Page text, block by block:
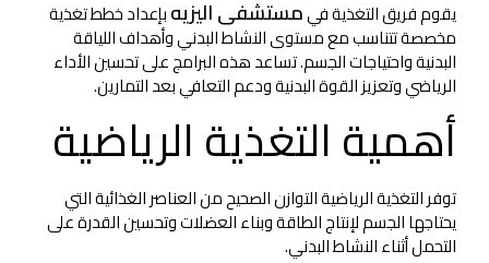
يقوم فريق التغذية فيمستشفى اليزيهبإعداد خطط تغذية
مخصصة تتناسب مع مستوى النشاط البدني وأهداف اللياقة
البدنية واحتياجات الجسم. تساعد هذه البرامج على تحسين الأداء
الرياضي وتعزيز القوة البدنية ودعم التعافي بعد التمارين.
أهمية التغذية الرياضية
توفر التغذية الرياضية التوازن الصحيح من العناصر الغذائية التي
يحتاجها الجسم لإنتاج الطاقة وبناء العضلات وتحسين القدرة على
التحمل أثناء النشاط البدني.